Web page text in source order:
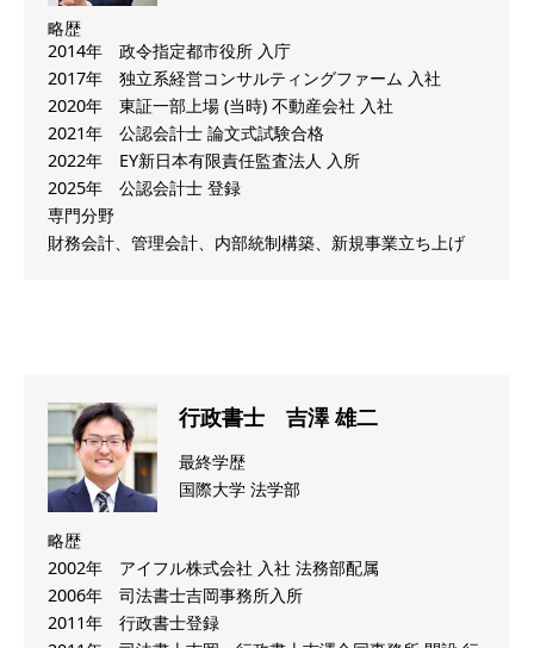
略歴
2014年 政令指定都市役所 入庁
2017年 独立系経営コンサルティングファーム 入社
2020年 東証一部上場 (当時) 不動産会社 入社
2021年 公認会計士 論文式試験合格
2022年 EY新日本有限責任監査法人 入所
2025年 公認会計士 登録
専門分野
財務会計、管理会計、内部統制構築、新規事業立ち上げ
行政書士 吉澤 雄二
最終学歴
国際大学 法学部
略歴
2002年 アイフル株式会社 入社 法務部配属
2006年 司法書士吉岡事務所入所
2011年 行政書士登録